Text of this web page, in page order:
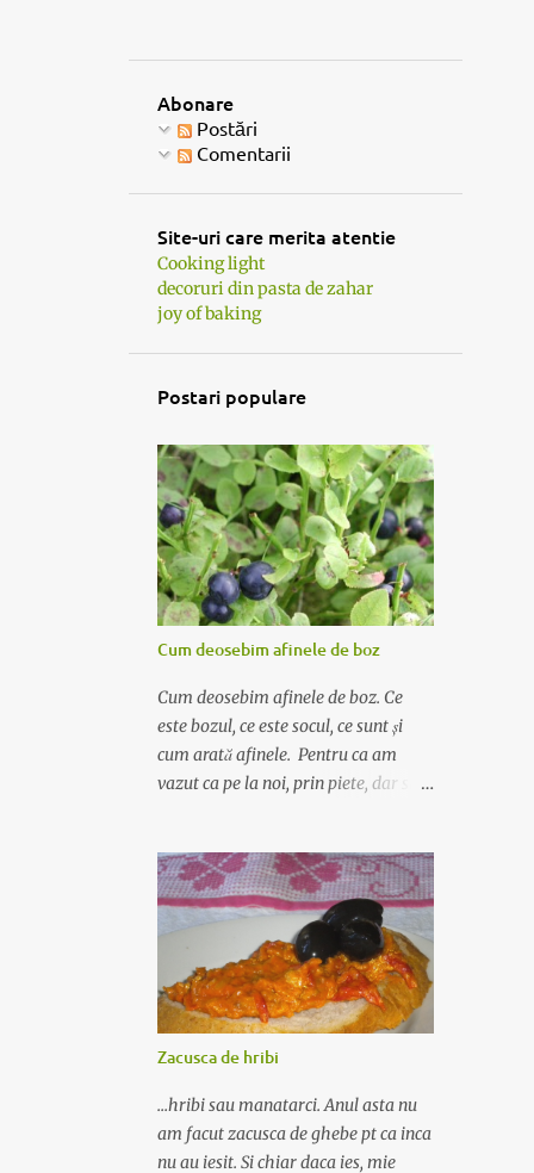
Abonare
Postări
Comentarii
Site-uri care merita atentie
Cooking light
decoruri din pasta de zahar
joy of baking
Postari populare
Cum deosebim afinele de boz
Cum deosebim afinele de boz. Ce
este bozul, ce este socul, ce sunt și
cum arată afinele. Pentru ca am
vazut ca pe la noi, prin piete, dar si
soi de fraiereala a cumparatorului de
afine, m-am gandit ca ar fi nimerit
sa incerc sa scriu despre deosebirea
dintre afine si alte fructe cu care
seamana pana la identitate, precum
bozul si socul, si pe care comerciantii
coacazul negru, este un arbust mic cu
frunze ovale, mici - asta este foarte
important! - iar fructul este rotund,
de culoare albastru inchis, cu gust
Zacusca de hribi
...hribi sau manatarci. Anul asta nu
am facut zacusca de ghebe pt ca inca
nu au iesit. Si chiar daca ies, mie